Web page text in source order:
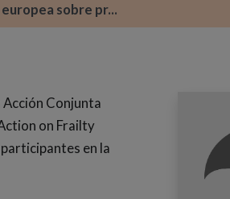
sobre pr...
Conjunta
on Frailty
en la